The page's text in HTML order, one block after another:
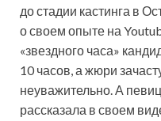
до стадии кастинга в
о своем опыте на
«звездного часа»
10 часов, а жюри
неуважительно. А
рассказала в своем